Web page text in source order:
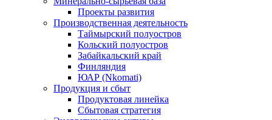
Проекты развития
Производственная деятельность
Таймырский полуостров
Кольский полуостров
Забайкальский край
Финляндия
ЮАР (Nkomati)
Продукция и сбыт
Продуктовая линейка
Сбытовая стратегия